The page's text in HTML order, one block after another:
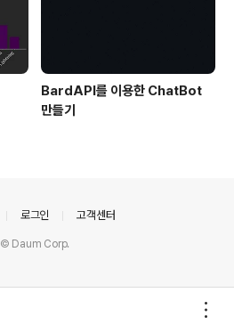
BardAPI를 이용한 ChatBot
만들기
로그인 고객센터
© Daum Corp.